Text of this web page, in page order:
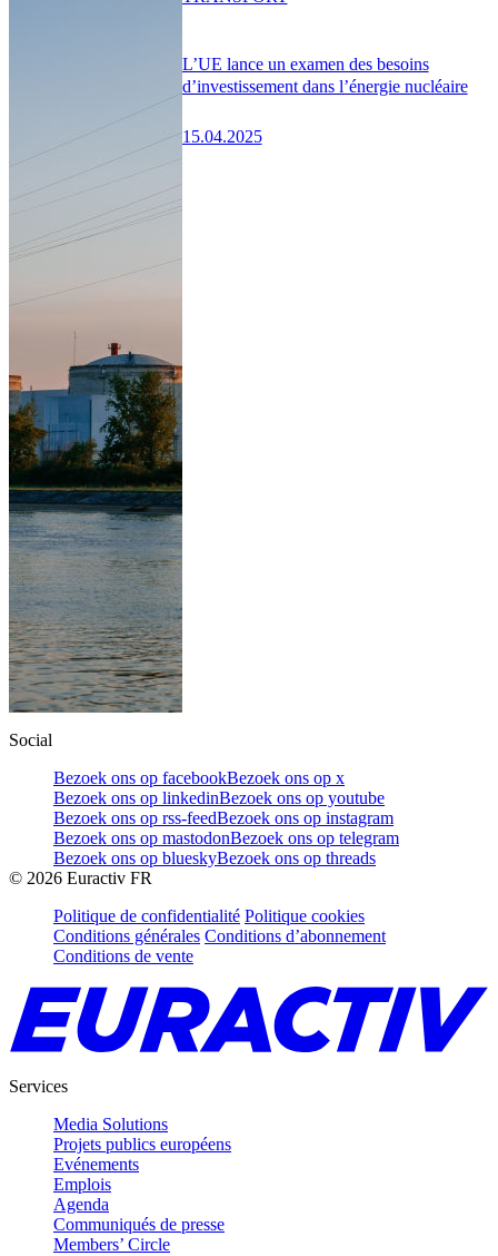
L’UE lance un examen des besoins
d’investissement dans l’énergie nucléaire
15.04.2025
Social
Bezoek ons op facebookBezoek ons op x
Bezoek ons op linkedinBezoek ons op youtube
Bezoek ons op rss-feedBezoek ons op instagram
Bezoek ons op mastodonBezoek ons op telegram
Bezoek ons op blueskyBezoek ons op threads
© 2026 Euractiv FR
Politique de confidentialité Politique cookies
Conditions générales Conditions d’abonnement
Conditions de vente
Services
Media Solutions
Projets publics européens
Evénements
Emplois
Agenda
Communiqués de presse
Members’ Circle